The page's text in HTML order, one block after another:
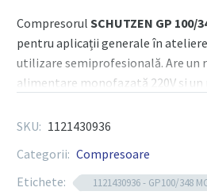
Compresorul SCHUTZEN GP 100/
pentru aplicații generale în
utilizare semiprofesională. Are un
alimentare monofazată 220V și
sculelor pneumatice, vopsire,
Componente
SKU: 1121430936
Categorii: Compresoare
Etichete:
1121430936 - GP100/348